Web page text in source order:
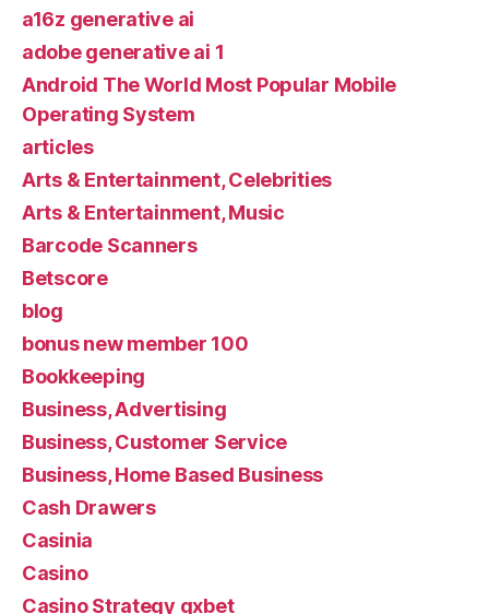
a16z generative ai
adobe generative ai 1
Android The World Most Popular Mobile
Operating System
articles
Arts & Entertainment, Celebrities
Arts & Entertainment, Music
Barcode Scanners
Betscore
blog
bonus new member 100
Bookkeeping
Business, Advertising
Business, Customer Service
Business, Home Based Business
Cash Drawers
Casinia
Casino
Casino Strategy gxbet